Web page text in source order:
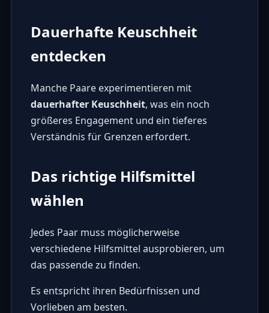
Dauerhafte Keuschheit
entdecken
Manche Paare experimentieren mit
dauerhafter Keuschheit, was ein noch
größeres Engagement und ein tieferes
Verständnis für Grenzen erfordert.
Das richtige Hilfsmittel
wählen
Jedes Paar muss möglicherweise
verschiedene Hilfsmittel ausprobieren, um
das passende zu finden.
Es entspricht ihren Bedürfnissen und
Vorlieben am besten.